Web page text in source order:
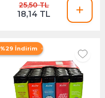
25,50 TL
18,14 TL
%29 İndirim